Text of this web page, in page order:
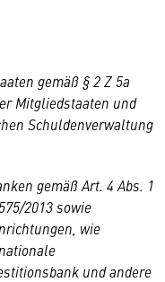
gemäß § 2 Z 5a
Mitgliedstaaten und
Schuldenverwaltung
gemäß Art. 4 Abs. 1
2013 sowie
wie
und andere